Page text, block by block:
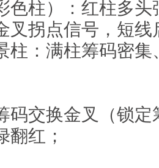
色柱）：红柱多
叉拐点信号，短线
柱：满柱筹码密
码交换金叉（锁
翻红；